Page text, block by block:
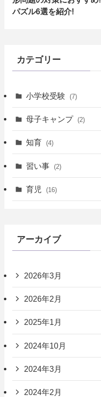
パズル6選を紹介!
カテゴリー
小学校受験 (7)
母子キャンプ (2)
知育 (4)
習い事 (2)
育児 (16)
アーカイブ
2026年3月
2026年2月
2025年1月
2024年10月
2024年3月
2024年2月